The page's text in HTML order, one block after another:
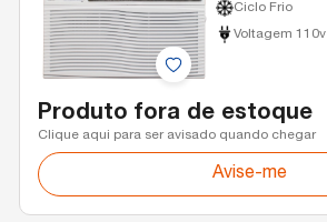
Ciclo Frio
Voltagem 110v
Produto fora de estoque
Clique aqui para ser avisado quando chegar
Avise-me